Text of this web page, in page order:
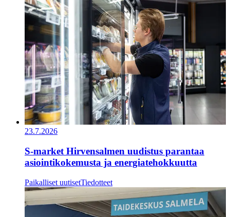
23.7.2026
S-market Hirvensalmen uudistus parantaa
asiointikokemusta ja energiatehokkuutta
Paikalliset uutisetTiedotteet